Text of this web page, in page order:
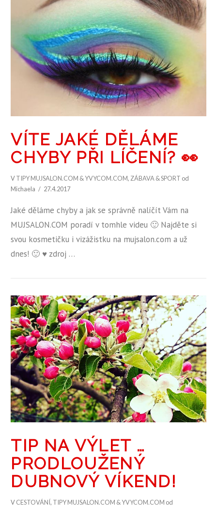
ZOBRAZIT PŘÍSPĚVEK
VÍTE JAKÉ DĚLÁME
CHYBY PŘI LÍČENÍ? 👀
VTIPY MUJSALON.COM & YVYCOM.COM, ZÁBAVA & SPORT od
Michaela
27.4.2017
Jaké děláme chyby a jak se správně nalíčít Vám na
MUJSALON.COM poradí v tomhle videu 🙂 Najděte si
svou kosmetičku i vizážistku na mujsalon.com a už
dnes! 🙂 ♥ zdroj …
TIP NA VÝLET …
PRODLOUŽENÝ
DUBNOVÝ VÍKEND!
VCESTOVÁNÍ, TIPY MUJSALON.COM & YVYCOM.COM od